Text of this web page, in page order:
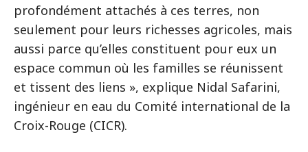
profondément attachés à ces terres, non
seulement pour leurs richesses agricoles, mais
aussi parce qu’elles constituent pour eux un
espace commun où les familles se réunissent
et tissent des liens », explique Nidal Safarini,
ingénieur en eau du Comité international de la
Croix-Rouge (CICR).